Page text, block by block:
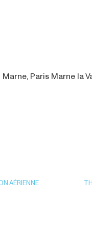
Paris Marne la
AÉRIENNE